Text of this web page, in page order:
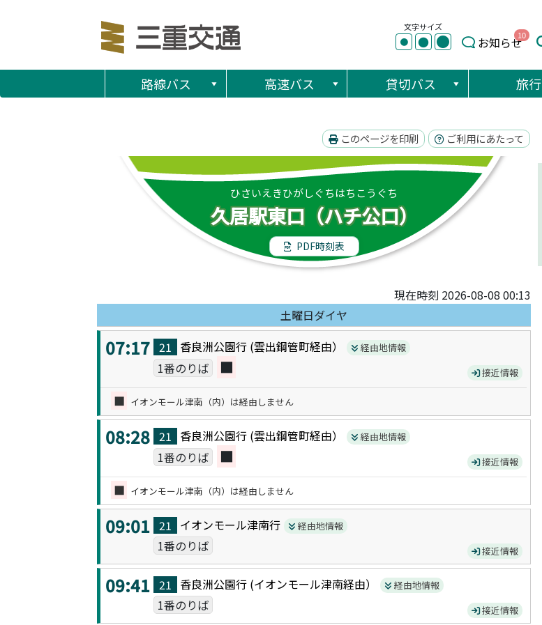
文字サイズ
● ● ● お知らせ10
路線バス 高速バス 貸切バス 旅行
このページを印刷 ご利用にあたって
ひさいえきひがしぐちはちこうぐち
久居駅東口（ハチ公口）
PDF時刻表
現在時刻 2026-08-08 00:13
土曜日ダイヤ
07:17 21 香良洲公園行 (雲出鋼管町経由） 経由地情報
1番のりば ■ 接近情報
■ イオンモール津南（内）は経由しません
08:28 21 香良洲公園行 (雲出鋼管町経由） 経由地情報
1番のりば ■ 接近情報
■ イオンモール津南（内）は経由しません
09:01 21 イオンモール津南行 経由地情報
1番のりば 接近情報
09:41 21 香良洲公園行 (イオンモール津南経由） 経由地情報
1番のりば 接近情報